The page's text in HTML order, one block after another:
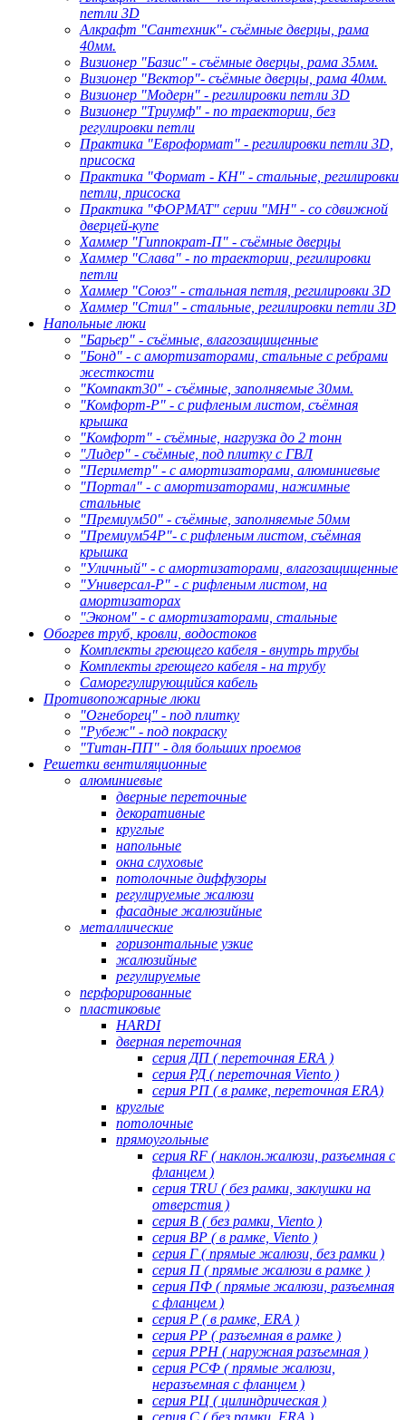
петли 3D
Алкрафт "Сантехник"- съёмные дверцы, рама
40мм.
Визионер "Базис" - съёмные дверцы, рама 35мм.
Визионер "Вектор"- съёмные дверцы, рама 40мм.
Визионер "Модерн" - регилировки петли 3D
Визионер "Триумф" - по траектории, без
регулировки петли
Практика "Евроформат" - регилировки петли 3D,
присоска
Практика "Формат - КН" - стальные, регилировки
петли, присоска
Практика "ФОРМАТ" серии "МН" - со сдвижной
дверцей-купе
Хаммер "Гиппократ-П" - съёмные дверцы
Хаммер "Слава" - по траектории, регилировки
петли
Хаммер "Союз" - стальная петля, регилировки 3D
Хаммер "Стил" - стальные, регилировки петли 3D
Напольные люки
"Барьер" - съёмные, влагозащищенные
"Бонд" - с амортизаторами, стальные с ребрами
жесткости
"Компакт30" - съёмные, заполняемые 30мм.
"Комфорт-Р" - с рифленым листом, съёмная
крышка
"Комфорт" - съёмные, нагрузка до 2 тонн
"Лидер" - съёмные, под плитку с ГВЛ
"Периметр" - с амортизаторами, алюминиевые
"Портал" - с амортизаторами, нажимные
стальные
"Премиум50" - съёмные, заполняемые 50мм
"Премиум54Р"- с рифленым листом, съёмная
крышка
"Уличный" - с амортизаторами, влагозащищенные
"Универсал-Р" - с рифленым листом, на
амортизаторах
"Эконом" - с амортизаторами, стальные
Обогрев труб, кровли, водостоков
Комплекты греющего кабеля - внутрь трубы
Комплекты греющего кабеля - на трубу
Саморегулирующийся кабель
Противопожарные люки
"Огнеборец" - под плитку
"Рубеж" - под покраску
"Титан-ПП" - для больших проемов
Решетки вентиляционные
алюминиевые
дверные переточные
декоративные
круглые
напольные
окна слуховые
потолочные диффузоры
регулируемые жалюзи
фасадные жалюзийные
металлические
горизонтальные узкие
жалюзийные
регулируемые
перфорированные
пластиковые
HARDI
дверная переточная
серия ДП ( переточная ERA )
серия РД ( переточная Viento )
серия РП ( в рамке, переточная ERA)
круглые
потолочные
прямоугольные
серия RF ( наклон.жалюзи, разъемная с
фланцем )
серия TRU ( без рамки, заклушки на
отверстия )
серия В ( без рамки, Viento )
серия ВР ( в рамке, Viento )
серия Г ( прямые жалюзи, без рамки )
серия П ( прямые жалюзи в рамке )
серия ПФ ( прямые жалюзи, разъемная
с фланцем )
серия Р ( в рамке, ERA )
серия РР ( разъемная в рамке )
серия РРН ( наружная разъемная )
серия РСФ ( прямые жалюзи,
неразъемная с фланцем )
серия РЦ ( цилиндрическая )
серия С ( без рамки, ERA )